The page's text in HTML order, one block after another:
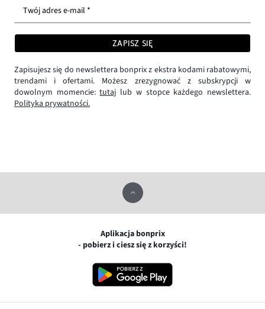
Twój adres e-mail *
ZAPISZ SIĘ
Zapisujesz się do newslettera bonprix z ekstra kodami rabatowymi,
trendami i ofertami. Możesz zrezygnować z subskrypcji w
dowolnym momencie:tutaj lub w stopce każdego newslettera.
Polityka prywatności.
Aplikacja bonprix
- pobierz i ciesz się z korzyści!